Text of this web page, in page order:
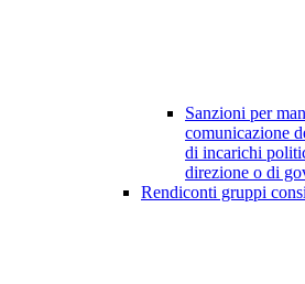
Sanzioni per
comunicazione
di incarichi
direzione o di
Rendiconti gruppi